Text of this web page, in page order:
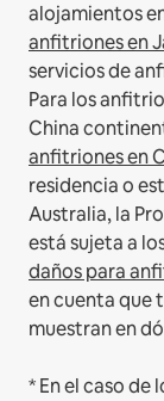
alojamientos
anfitriones en
servicios de
Para los
China
anfitriones en
residencia o
Australia, la
está sujeta a
daños para
en cuenta que
muestran en
* En el caso de